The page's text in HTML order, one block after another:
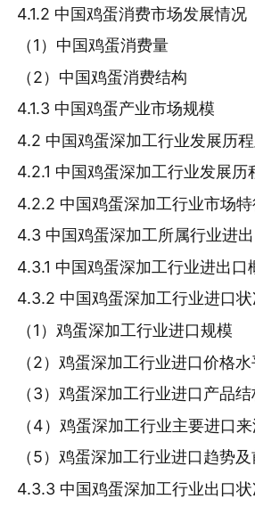
4.1.2 中国鸡蛋消费市场发展情况
（1）中国鸡蛋消费量
（2）中国鸡蛋消费结构
4.1.3 中国鸡蛋产业市场规模
4.2 中国鸡蛋深加工行业发展历
4.2.1 中国鸡蛋深加工行业发展历
4.2.2 中国鸡蛋深加工行业市场特
4.3 中国鸡蛋深加工所属行业进
4.3.1 中国鸡蛋深加工行业进出口
4.3.2 中国鸡蛋深加工行业进口
（1）鸡蛋深加工行业进口规模
（2）鸡蛋深加工行业进口价格
（3）鸡蛋深加工行业进口产品结
（4）鸡蛋深加工行业主要进口
（5）鸡蛋深加工行业进口趋势
4.3.3 中国鸡蛋深加工行业出口